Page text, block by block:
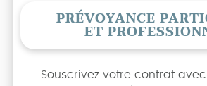
PRÉVOYANCE
ET
Souscrivez votre contrat